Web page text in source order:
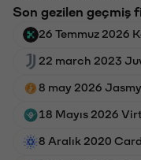
Son gezilen geçmiş
26 Temmuz 2026
22 march 2023
8 may 2026
18 Mayıs 2026
8 Aralık 2020